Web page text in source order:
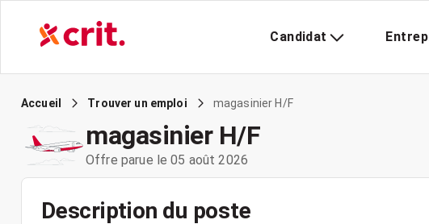
Candidat
Accueil Trouver un emploi magasinier H/F
magasinier H/F
Offre parue le 05 août 2026
Description du poste